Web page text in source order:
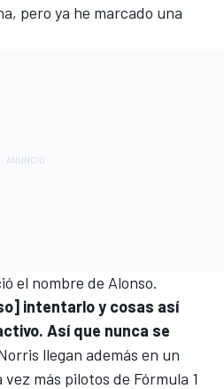
pero ya he marcado una
el nombre de Alonso.
intentarlo y cosas así
Así que nunca se
llegan además en un
más pilotos de Fórmula 1